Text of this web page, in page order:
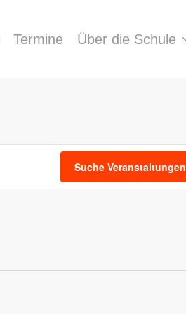
Termine Über die Schule
Suche Veranstaltungen